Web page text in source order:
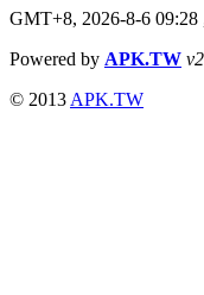
GMT+8, 2026-8-6 09:28
Powered by APK.TW
© 2013 APK.TW